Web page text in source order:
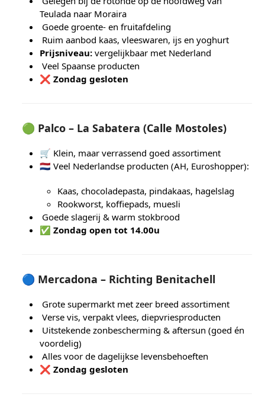
Teulada naar Moraira
Goede groente- en fruitafdeling
Ruim aanbod kaas, vleeswaren, ijs en yoghurt
Prijsniveau: vergelijkbaar met Nederland
Veel Spaanse producten
❌Zondag gesloten
🟢 Palco – La Sabatera (Calle Mostoles)
🛒 Klein, maar verrassend goed assortiment
🇳🇱 Veel Nederlandse producten (AH, Euroshopper):
Kaas, chocoladepasta, pindakaas, hagelslag
Rookworst, koffiepads, muesli
Goede slagerij & warm stokbrood
✅Zondag open tot 14.00u
🔵 Mercadona – Richting Benitachell
Grote supermarkt met zeer breed assortiment
Verse vis, verpakt vlees, diepvriesproducten
Uitstekende zonbescherming & aftersun (goed én
voordelig)
Alles voor de dagelijkse levensbehoeften
❌Zondag gesloten